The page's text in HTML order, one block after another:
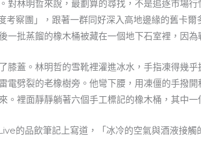
對林明哲來說，最劃算的尋找，不是追逐市場
察團」，跟著一群同好深入高地邊緣的舊卡
批蒸餾的橡木桶被藏在一個地下石室裡，因為
膝蓋。林明哲的雪靴裡灌進冰水，手指凍得幾
電劈裂的老橡樹旁。他彎下腰，用凍僵的手撥
裡面靜靜躺著六個手工標記的橡木桶，其中一
的品飲筆記上寫道，「冰冷的空氣與酒液接